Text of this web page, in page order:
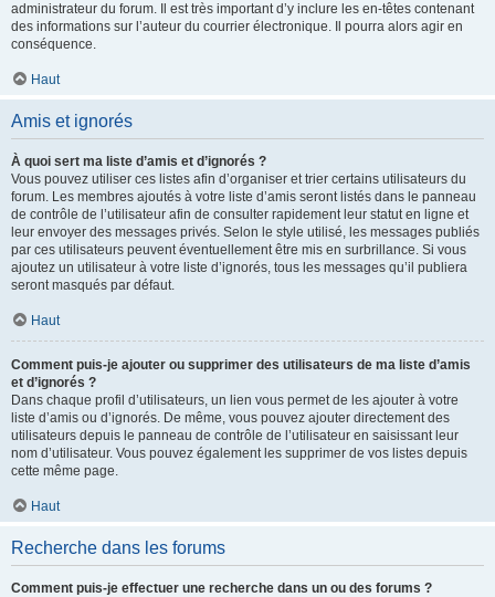
administrateur du forum. Il est très important d’y inclure les en-têtes contenant
des informations sur l’auteur du courrier électronique. Il pourra alors agir en
conséquence.
Haut
Amis et ignorés
À quoi sert ma liste d’amis et d’ignorés ?
Vous pouvez utiliser ces listes afin d’organiser et trier certains utilisateurs du
forum. Les membres ajoutés à votre liste d’amis seront listés dans le panneau
de contrôle de l’utilisateur afin de consulter rapidement leur statut en ligne et
leur envoyer des messages privés. Selon le style utilisé, les messages publiés
par ces utilisateurs peuvent éventuellement être mis en surbrillance. Si vous
ajoutez un utilisateur à votre liste d’ignorés, tous les messages qu’il publiera
seront masqués par défaut.
Haut
Comment puis-je ajouter ou supprimer des utilisateurs de ma liste d’amis
et d’ignorés ?
Dans chaque profil d’utilisateurs, un lien vous permet de les ajouter à votre
liste d’amis ou d’ignorés. De même, vous pouvez ajouter directement des
utilisateurs depuis le panneau de contrôle de l’utilisateur en saisissant leur
nom d’utilisateur. Vous pouvez également les supprimer de vos listes depuis
cette même page.
Haut
Recherche dans les forums
Comment puis-je effectuer une recherche dans un ou des forums ?